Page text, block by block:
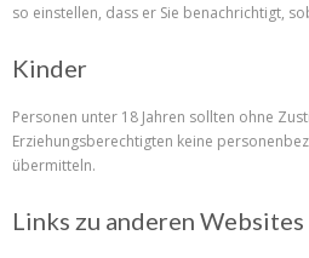
so einstellen, dass er Sie benachrichtigt,
Kinder
Personen unter 18 Jahren sollten ohne
Erziehungsberechtigten keine
übermitteln.
Links zu anderen Websites